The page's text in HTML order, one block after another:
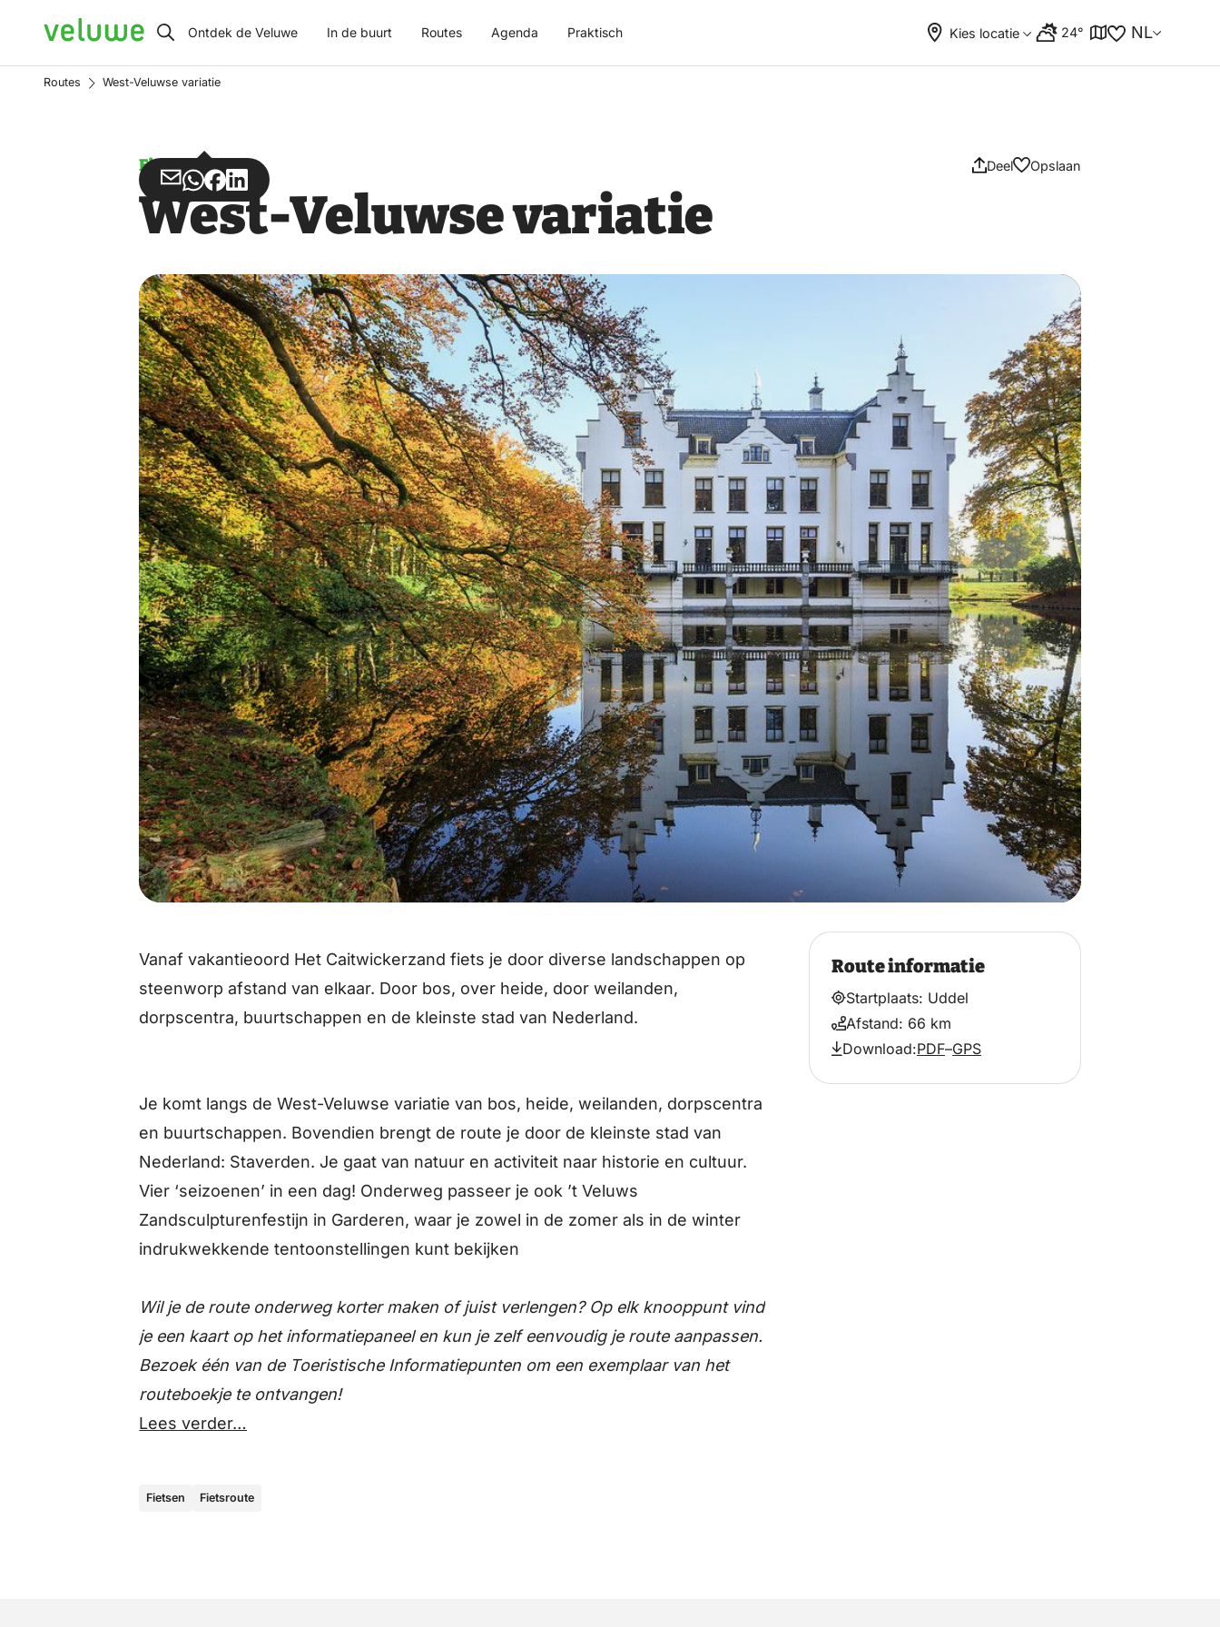
Veluwe Ontdek de Veluwe In de buurt Routes Agenda Praktisch Kies locatie 24° NL
Routes West-Veluwse variatie
Fietsen Deel
Deel
via
Deel
via
Deel
op
Deel
op
Opslaan
West-Veluwse variatie
Vanaf vakantieoord Het Caitwickerzand fiets je door diverse landschappen op
steenworp afstand van elkaar. Door bos, over heide, door weilanden,
dorpscentra, buurtschappen en de kleinste stad van Nederland.
Je komt langs de West-Veluwse variatie van bos, heide, weilanden, dorpscentra
en buurtschappen. Bovendien brengt de route je door de kleinste stad van
Nederland: Staverden. Je gaat van natuur en activiteit naar historie en cultuur.
Vier ‘seizoenen’ in een dag! Onderweg passeer je ook ’t Veluws
Zandsculpturenfestijn in Garderen, waar je zowel in de zomer als in de winter
indrukwekkende tentoonstellingen kunt bekijken
Wil je de route onderweg korter maken of juist verlengen? Op elk knooppunt vind
je een kaart op het informatiepaneel en kun je zelf eenvoudig je route aanpassen.
Bezoek één van de Toeristische Informatiepunten om een exemplaar van het
routeboekje te ontvangen!
Lees verder…
Fietsen Fietsroute
Route informatie
Startplaats: Uddel
Afstand: 66 km
Download:PDF–GPS